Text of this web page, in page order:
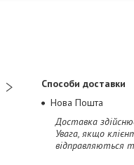
Способи доставки
Нова Пошта
Доставка
Увага, якщо
відправляються